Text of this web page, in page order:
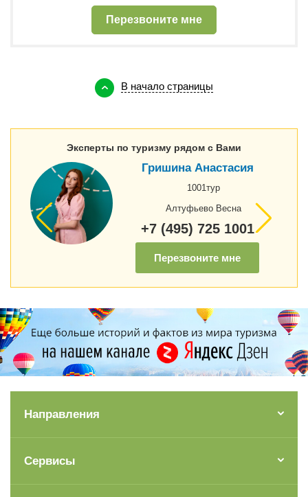
Перезвоните мне
В начало страницы
Эксперты по туризму рядом с Вами
Гришина Анастасия
1001тур
Алтуфьево Весна
+7 (495) 725 1001
Перезвоните мне
Направления
Сервисы